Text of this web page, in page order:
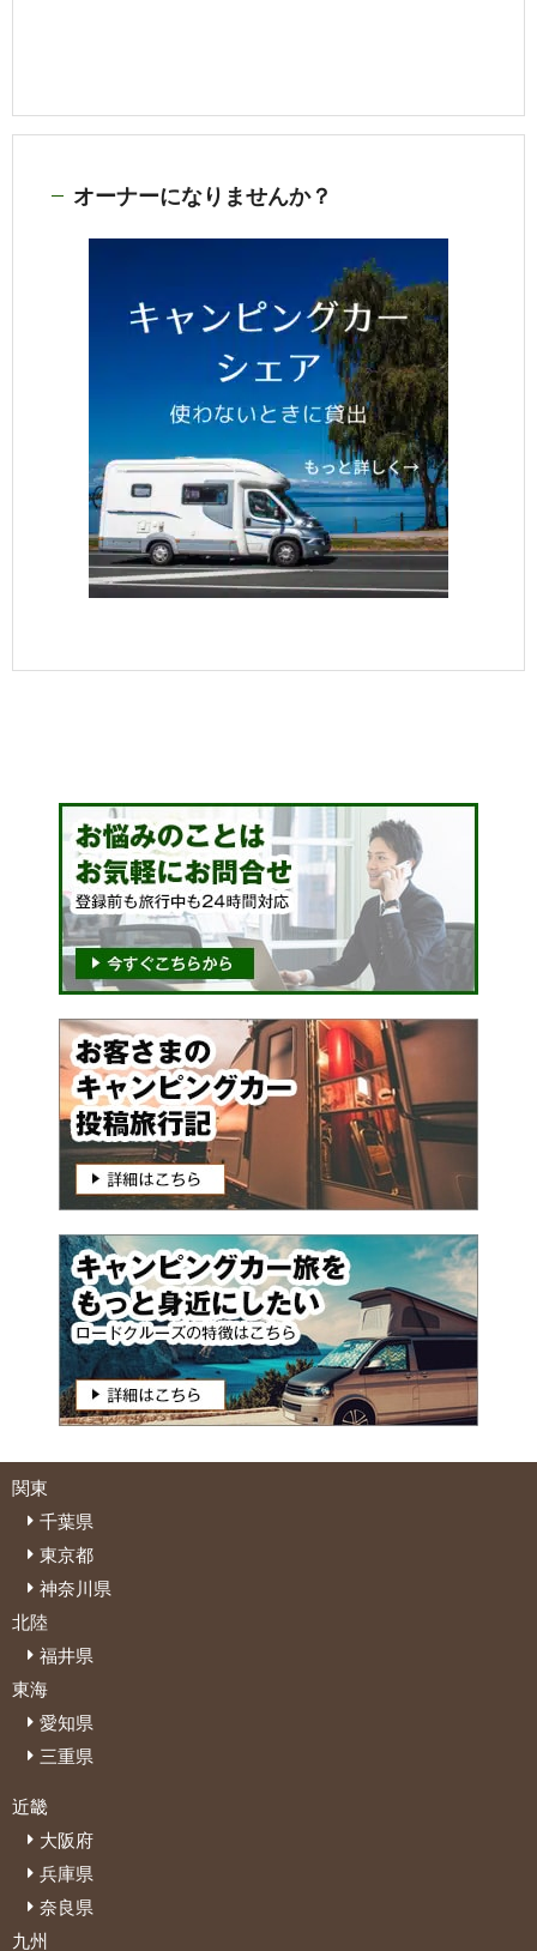
オーナーになりませんか？
関東
千葉県
東京都
神奈川県
北陸
福井県
東海
愛知県
三重県
近畿
大阪府
兵庫県
奈良県
九州